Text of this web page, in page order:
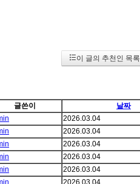
이 글의 추천인 목록
글쓴이 날짜
2026.03.04
2026.03.04
2026.03.04
2026.03.04
2026.03.04
2026.03.04